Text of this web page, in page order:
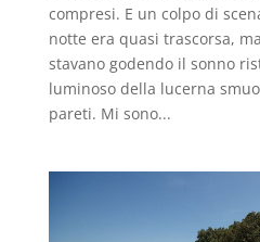
compresi. E un colpo di
notte era quasi trascorsa,
stavano godendo il sonno
luminoso della lucerna
pareti. Mi sono...